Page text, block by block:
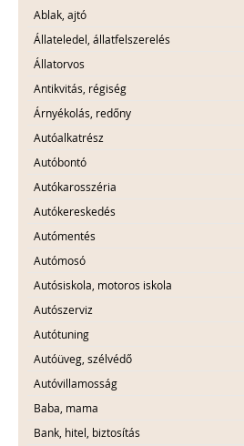
Ablak, ajtó
Állateledel, állatfelszerelés
Állatorvos
Antikvitás, régiség
Árnyékolás, redőny
Autóalkatrész
Autóbontó
Autókarosszéria
Autókereskedés
Autómentés
Autómosó
Autósiskola, motoros iskola
Autószerviz
Autótuning
Autóüveg, szélvédő
Autóvillamosság
Baba, mama
Bank, hitel, biztosítás